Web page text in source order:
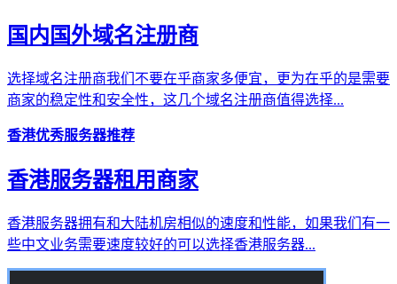
国内国外域名注册商
选择域名注册商我们不要在乎商家多便宜，更为在乎的是需要
商家的稳定性和安全性，这几个域名注册商值得选择...
香港优秀服务器推荐
香港服务器租用商家
香港服务器拥有和大陆机房相似的速度和性能，如果我们有一
些中文业务需要速度较好的可以选择香港服务器...